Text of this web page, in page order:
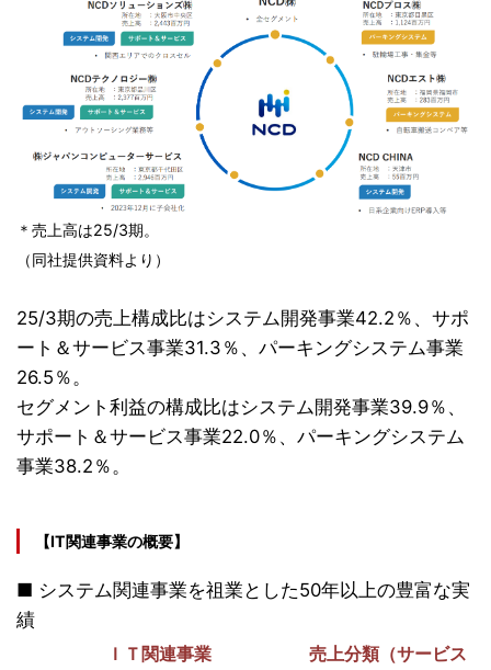
＊売上高は25/3期。
（同社提供資料より）
25/3期の売上構成比はシステム開発事業42.2％、サポ
ート＆サービス事業31.3％、パーキングシステム事業
26.5％。
セグメント利益の構成比はシステム開発事業39.9％、
サポート＆サービス事業22.0％、パーキングシステム
事業38.2％。
【IT関連事業の概要】
■ システム関連事業を祖業とした50年以上の豊富な実
績
ＩＴ関連事業
売上分類（サービス